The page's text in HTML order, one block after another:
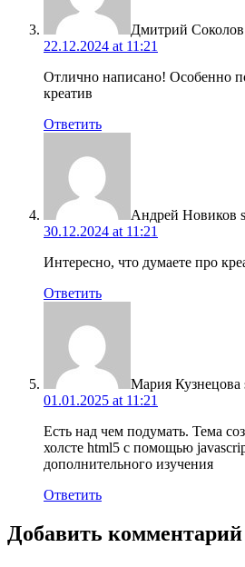
Дмитрий Соколов
22.12.2024 at 11:21
Отлично написано! Особенно
креатив
Ответить
Андрей Новиков
30.12.2024 at 11:21
Интересно, что думаете про
Ответить
Мария Кузнецова
01.01.2025 at 11:21
Есть над чем подумать. Тема
холсте html5 с помощью
дополнительного изучения
Ответить
Добавить комментарий